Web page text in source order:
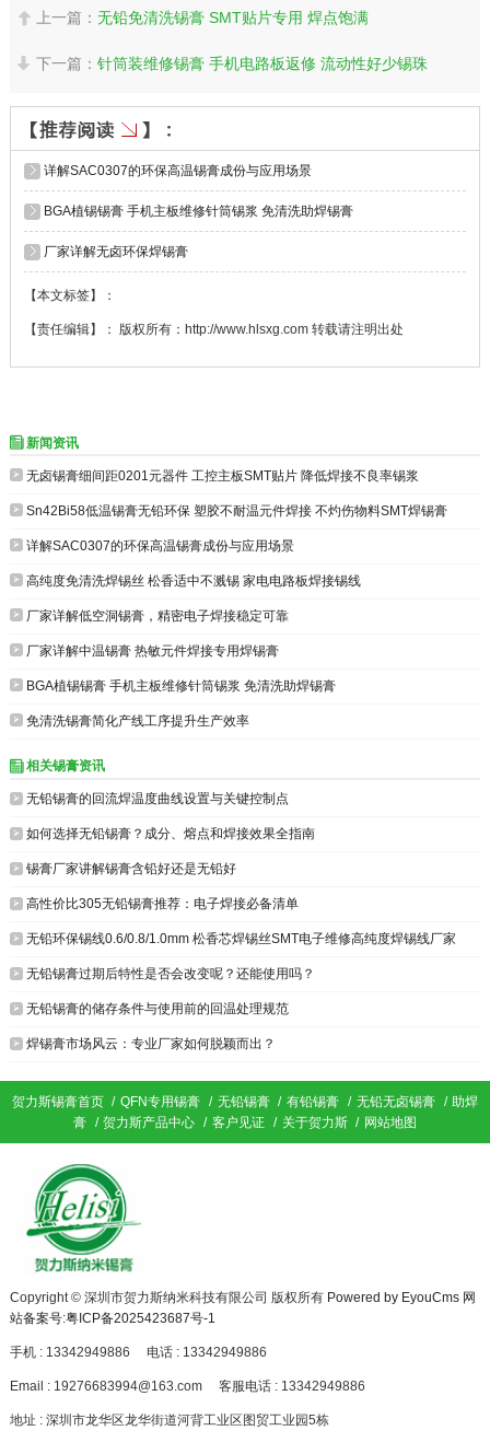
 上一篇： 无铅免清洗锡膏 SMT贴片专用 焊点饱满
 下一篇： 针筒装维修锡膏 手机电路板返修 流动性好少锡珠
详解SAC0307的环保高温锡膏成份与应用场景
BGA植锡锡膏 手机主板维修针筒锡浆 免清洗助焊锡膏
厂家详解无卤环保焊锡膏
【本文标签】：
【责任编辑】： 版权所有：http://www.hlsxg.com 转载请注明出处
新闻资讯
 无卤锡膏细间距0201元器件 工控主板SMT贴片 降低焊接不良率锡浆
 Sn42Bi58低温锡膏无铅环保 塑胶不耐温元件焊接 不灼伤物料SMT焊锡膏
 详解SAC0307的环保高温锡膏成份与应用场景
 高纯度免清洗焊锡丝 松香适中不溅锡 家电电路板焊接锡线
 厂家详解低空洞锡膏，精密电子焊接稳定可靠
 厂家详解中温锡膏 热敏元件焊接专用焊锡膏
 BGA植锡锡膏 手机主板维修针筒锡浆 免清洗助焊锡膏
 免清洗锡膏简化产线工序提升生产效率
相关锡膏资讯
 无铅锡膏的回流焊温度曲线设置与关键控制点
 如何选择无铅锡膏？成分、熔点和焊接效果全指南
 锡膏厂家讲解锡膏含铅好还是无铅好
 高性价比305无铅锡膏推荐：电子焊接必备清单
 无铅环保锡线0.6/0.8/1.0mm 松香芯焊锡丝SMT电子维修高纯度焊锡线厂家
 无铅锡膏过期后特性是否会改变呢？还能使用吗？
 无铅锡膏的储存条件与使用前的回温处理规范
 焊锡膏市场风云：专业厂家如何脱颖而出？
贺力斯锡膏首页 / QFN专用锡膏 / 无铅锡膏 / 有铅锡膏 / 无铅无卤锡膏 / 助焊
膏 / 贺力斯产品中心 / 客户见证 / 关于贺力斯 / 网站地图
Copyright © 深圳市贺力斯纳米科技有限公司 版权所有Powered by EyouCms 网
站备案号:粤ICP备2025423687号-1
手机 : 13342949886 电话 : 13342949886
Email : 19276683994@163.com 客服电话 : 13342949886
地址 : 深圳市龙华区龙华街道河背工业区图贸工业园5栋